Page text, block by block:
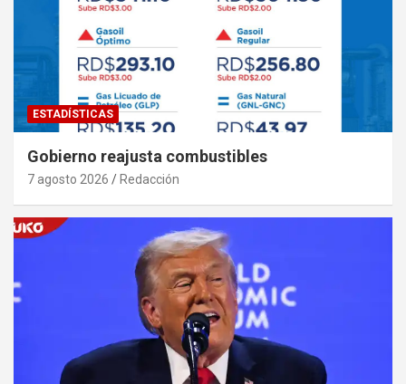
ESTADÍSTICAS
Gobierno reajusta combustibles
7 agosto 2026 Redacción